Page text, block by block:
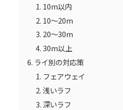
10m以内
10〜20m
20〜30m
30m以上
ライ別の対応策
フェアウェイ
浅いラフ
深いラフ